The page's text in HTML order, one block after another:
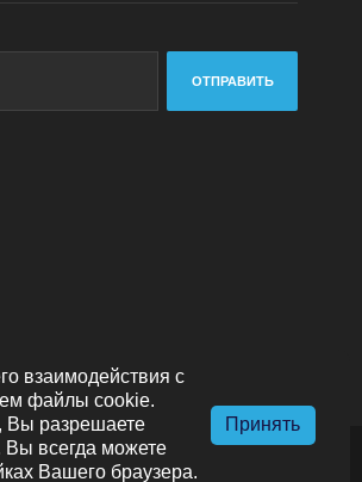
ОТПРАВИТЬ
взаимодействия с
файлы cookie.
Вы разрешаете
Вы всегда можете
Вашего браузера.
Принять